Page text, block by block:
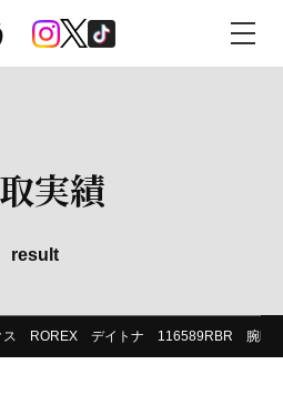
実績
result
ス ROREX デイトナ 116589RBR 腕時